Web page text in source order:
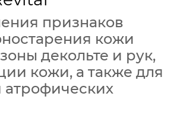
признаков
кожи
декольте и рук,
кожи, а также для